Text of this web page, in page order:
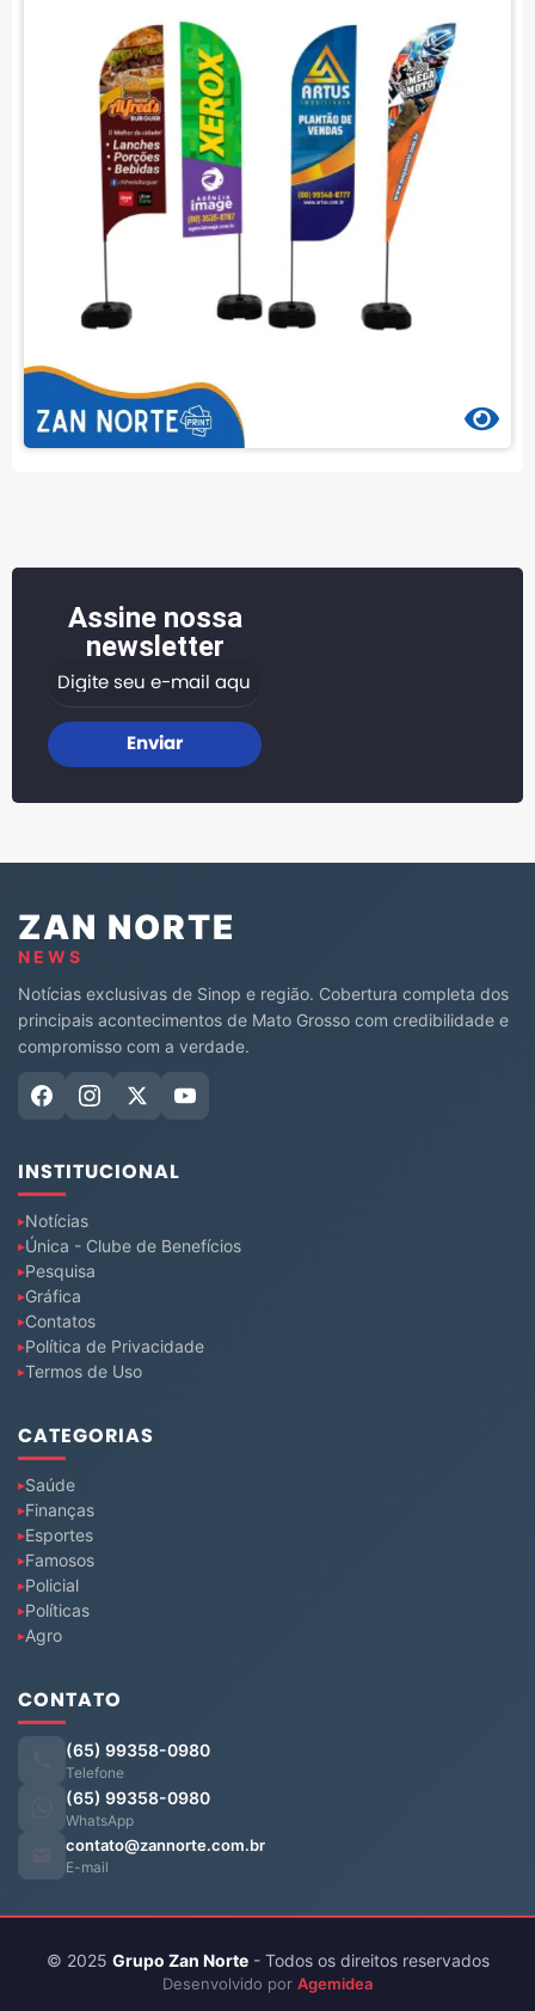
Assine nossa
newsletter
Enviar
ZAN NORTE
NEWS
Notícias exclusivas de Sinop e região. Cobertura completa dos
principais acontecimentos de Mato Grosso com credibilidade e
compromisso com a verdade.
INSTITUCIONAL
Notícias
Única - Clube de Benefícios
Pesquisa
Gráfica
Contatos
Política de Privacidade
Termos de Uso
CATEGORIAS
Saúde
Finanças
Esportes
Famosos
Policial
Políticas
Agro
CONTATO
(65) 99358-0980
Telefone
(65) 99358-0980
WhatsApp
contato@zannorte.com.br
E-mail
© 2025 Grupo Zan Norte- Todos os direitos reservados
Desenvolvido por Agemidea